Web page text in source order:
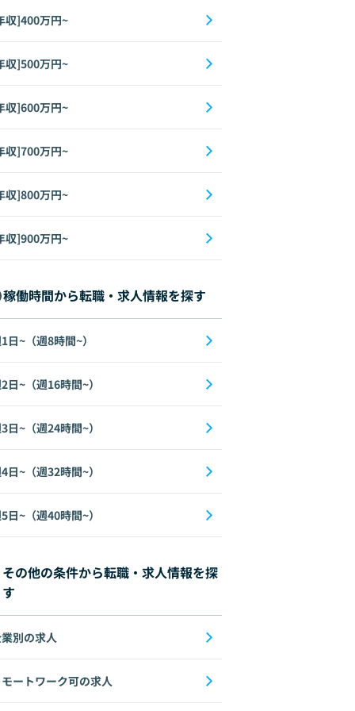
収]400万円~
収]500万円~
収]600万円~
収]700万円~
収]800万円~
収]900万円~
稼働時間から転職・求人情報を探す
日~（週8時間~）
日~（週16時間~）
日~（週24時間~）
日~（週32時間~）
日~（週40時間~）
その他の条件から転職・求人情報を探
す
別の求人
モートワーク可の求人